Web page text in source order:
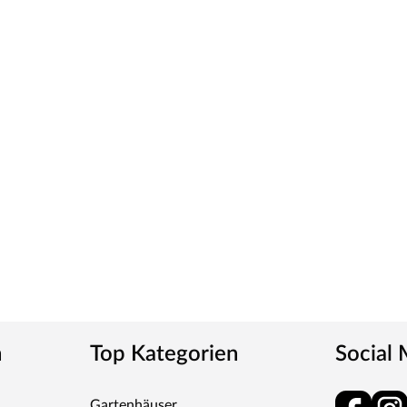
somit sehr robust und verleiht der Tür ein
Top Kategorien Social